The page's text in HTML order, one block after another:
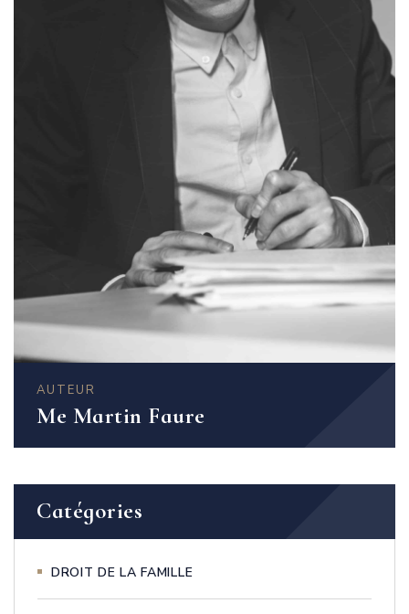
AUTEUR
Me Martin Faure
Catégories
DROIT DE LA FAMILLE